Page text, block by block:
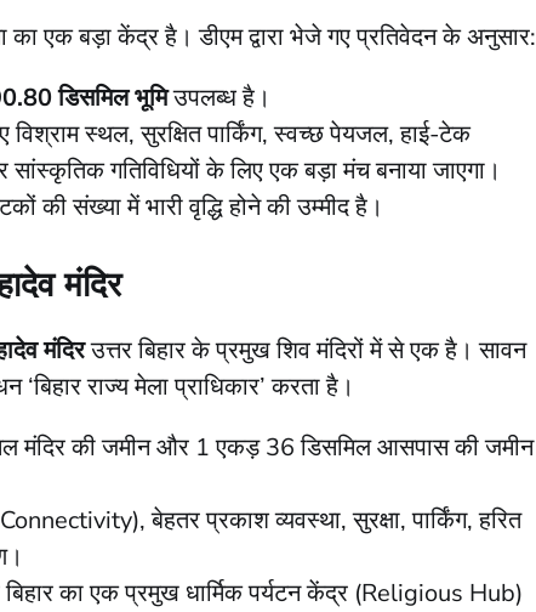
एक बड़ा केंद्र है। डीएम द्वारा भेजे गए प्रतिवेदन के अनुसार:
डिसमिल भूमिउपलब्ध है।
विश्राम स्थल, सुरक्षित पार्किंग, स्वच्छ पेयजल, हाई-टेक
गतिविधियों के लिए एक बड़ा मंच बनाया जाएगा।
की संख्या में भारी वृद्धि होने की उम्मीद है।
मंदिर
मंदिरउत्तर बिहार के प्रमुख शिव मंदिरों में से एक है। सावन
राज्य मेला प्राधिकार’ करता है।
मंदिर की जमीन और 1 एकड़ 36 डिसमिल आसपास की जमीन
बेहतर प्रकाश व्यवस्था, सुरक्षा, पार्किंग, हरित
का एक प्रमुख धार्मिक पर्यटन केंद्र (Religious Hub)